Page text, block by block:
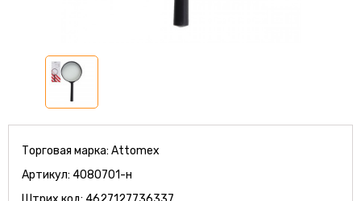
Торговая марка: Attomex
Артикул: 4080701-н